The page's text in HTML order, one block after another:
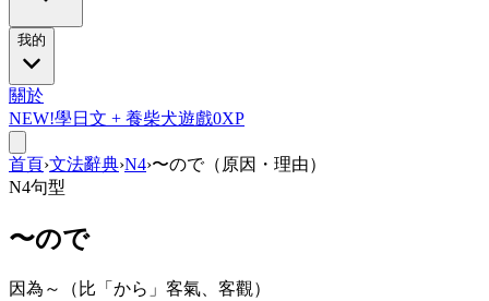
我的
關於
NEW!學日文 + 養柴犬遊戲0XP
首頁›文法辭典›N4›〜ので（原因・理由）
N4句型
〜ので
因為～（比「から」客氣、客觀）